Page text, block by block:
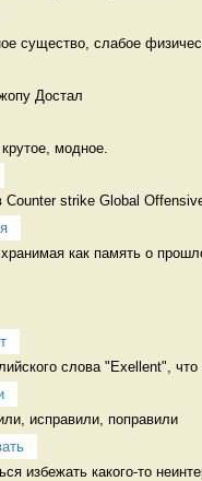
существо, слабое
Достал
крутое, модное.
Counter strike Global
как память о
слова "Exellent",
исправили, поправили
избежать какого-то